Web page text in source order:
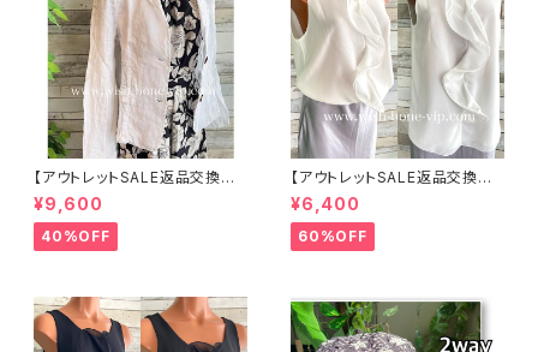
【アウトレットSALE返品交換不
可8/20まで】イタリア製サマー
ジャケット｜Made in ITALY｜
リネン麻 飾りエリ ジャケット/ホ
ワイト
¥9,600
40%OFF
【アウトレットSALE返品交換不
可8/20まで】イタリア製 CASA
DEILUCA ITALY｜前フリル＆B
IGフリルトップス /ホワイト
¥6,400
60%OFF